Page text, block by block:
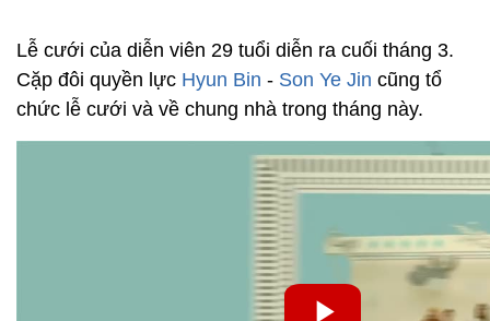
Lễ cưới của diễn viên 29 tuổi diễn ra cuối tháng 3.
Cặp đôi quyền lực Hyun Bin - Son Ye Jin cũng tổ
chức lễ cưới và về chung nhà trong tháng này.